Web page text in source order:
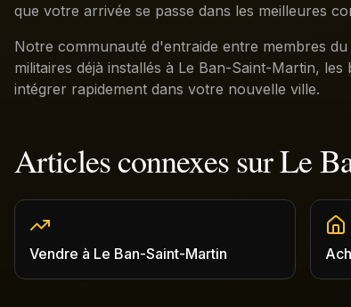
que votre arrivée se passe dans les meilleures
Notre communauté d'entraide entre membres
militaires déjà installés à Le Ban-Saint-Martin,
intégrer rapidement dans votre nouvelle ville.
Articles connexes surLe
Vendre à Le Ban-Saint-Martin